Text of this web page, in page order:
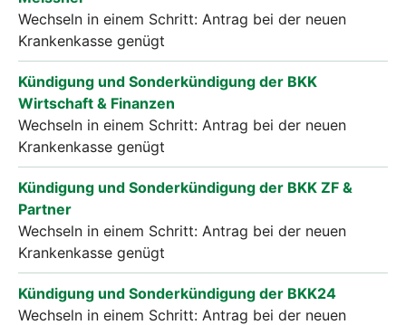
Wechseln in einem Schritt: Antrag bei der neuen
Krankenkasse genügt
Kündigung und Sonderkündigung der BKK
Wirtschaft & Finanzen
Wechseln in einem Schritt: Antrag bei der neuen
Krankenkasse genügt
Kündigung und Sonderkündigung der BKK ZF &
Partner
Wechseln in einem Schritt: Antrag bei der neuen
Krankenkasse genügt
Kündigung und Sonderkündigung der BKK24
Wechseln in einem Schritt: Antrag bei der neuen